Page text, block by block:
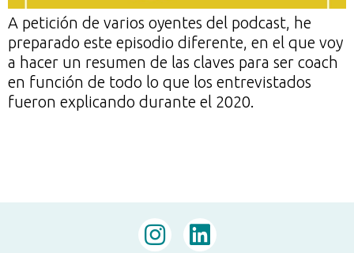
A petición de varios oyentes del podcast, he
preparado este episodio diferente, en el que voy
a hacer un resumen de las claves para ser coach
en función de todo lo que los entrevistados
fueron explicando durante el 2020.